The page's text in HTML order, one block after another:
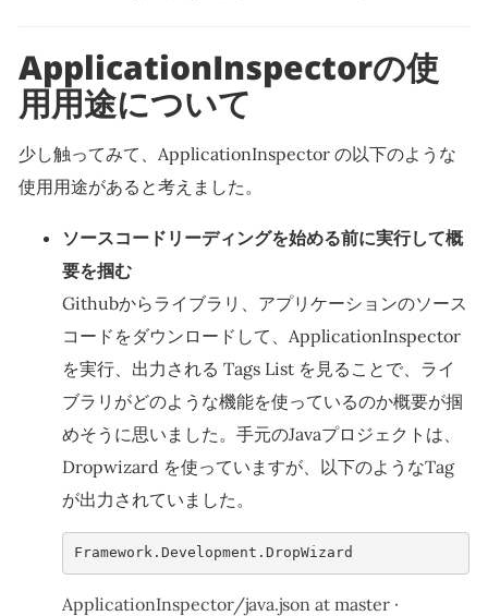
ApplicationInspectorの使
用用途について
少し触ってみて、ApplicationInspector の以下のような
使用用途があると考えました。
ソースコードリーディングを始める前に実行して概
要を掴む
Githubからライブラリ、アプリケーションのソース
コードをダウンロードして、ApplicationInspector
を実行、出力される Tags List を見ることで、ライ
ブラリがどのような機能を使っているのか概要が掴
めそうに思いました。手元のJavaプロジェクトは、
Dropwizard を使っていますが、以下のようなTag
が出力されていました。
Framework.Development.DropWizard
ApplicationInspector/java.json at master ·